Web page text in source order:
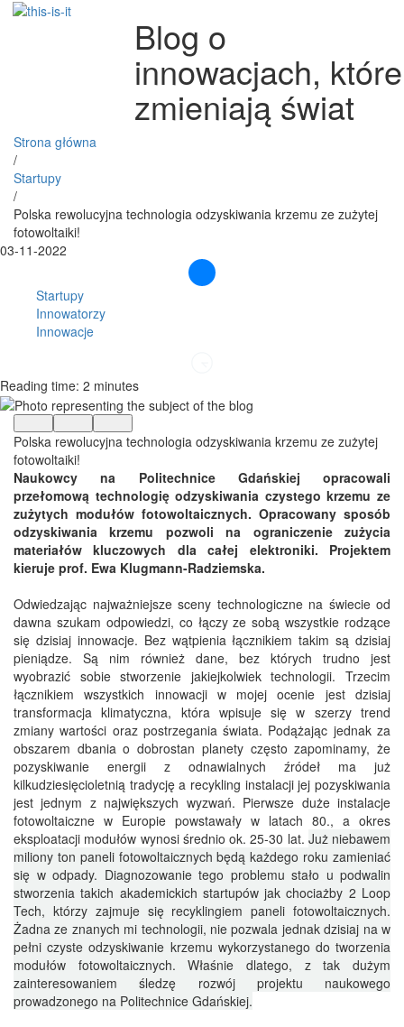
Blog o
innowacjach, które
zmieniają świat
Strona główna
/
Startupy
/
Polska rewolucyjna technologia odzyskiwania krzemu ze zużytej
fotowoltaiki!
03-11-2022
Startupy
Innowatorzy
Innowacje
Reading time: 2 minutes
Polska rewolucyjna technologia odzyskiwania krzemu ze zużytej
fotowoltaiki!
Naukowcy na Politechnice Gdańskiej opracowali
przełomową technologię odzyskiwania czystego krzemu ze
zużytych modułów fotowoltaicznych. Opracowany sposób
odzyskiwania krzemu pozwoli na ograniczenie zużycia
materiałów kluczowych dla całej elektroniki. Projektem
kieruje prof. Ewa Klugmann-Radziemska.
Odwiedzając najważniejsze sceny technologiczne na świecie od
dawna szukam odpowiedzi, co łączy ze sobą wszystkie rodzące
się dzisiaj innowacje. Bez wątpienia łącznikiem takim są dzisiaj
pieniądze. Są nim również dane, bez których trudno jest
wyobrazić sobie stworzenie jakiejkolwiek technologii. Trzecim
łącznikiem wszystkich innowacji w mojej ocenie jest dzisiaj
transformacja klimatyczna, która wpisuje się w szerzy trend
zmiany wartości oraz postrzegania świata. Podążając jednak za
obszarem dbania o dobrostan planety często zapominamy, że
pozyskiwanie energii z odnawialnych źródeł ma już
kilkudziesięcioletnią tradycję a recykling instalacji jej pozyskiwania
jest jednym z największych wyzwań. Pierwsze duże instalacje
fotowoltaiczne w Europie powstawały w latach 80., a okres
eksploatacji modułów wynosi średnio ok. 25-30 lat. Już niebawem
miliony ton paneli fotowoltaicznych będą każdego roku zamieniać
się w odpady. Diagnozowanie tego problemu stało u podwalin
stworzenia takich akademickich startupów jak chociażby 2 Loop
Tech, którzy zajmuje się recyklingiem paneli fotowoltaicznych.
Żadna ze znanych mi technologii, nie pozwala jednak dzisiaj na w
pełni czyste odzyskiwanie krzemu wykorzystanego do tworzenia
modułów fotowoltaicznych. Właśnie dlatego, z tak dużym
zainteresowaniem śledzę rozwój projektu naukowego
prowadzonego na Politechnice Gdańskiej.